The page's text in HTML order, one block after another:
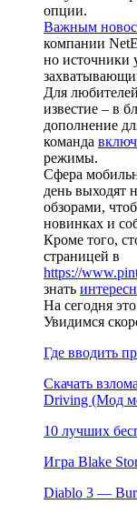
опции.
Важным
компании
но источники
Для
известие – в
дополнение
команда
режимы.
Сфера
день выходят
обзорами,
новинках и
Кроме того,
страницей в
https://
знать
На сегодня
Увидимся
Где вводить
Скачать
Driving (Мод
10 лучших
Игра Blake
Diablo 3 —